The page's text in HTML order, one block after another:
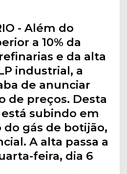
- Além do
a 10% da
e da alta
industrial, a
de anunciar
de preços. Desta
subindo em
do gás de botijão,
A alta passa a
feira, dia 6